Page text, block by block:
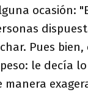
ocasión:
Pues
le decía
manera